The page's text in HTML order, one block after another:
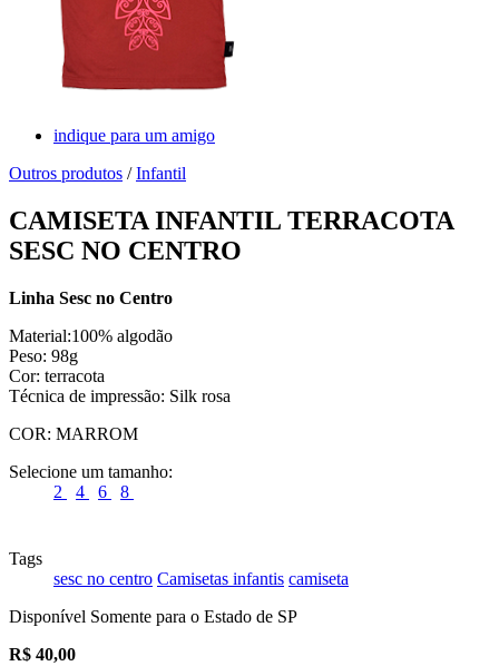
indique para um amigo
Outros produtos /Infantil
CAMISETA INFANTIL TERRACOTA
SESC NO CENTRO
Linha Sesc no Centro
Material:100% algodão
Peso: 98g
Cor: terracota
Técnica de impressão: Silk rosa
COR: MARROM
Selecione um tamanho:
2
4 6 8
Tags
sesc no centro Camisetas infantis camiseta
Disponível Somente para o Estado de SP
R$ 40,00